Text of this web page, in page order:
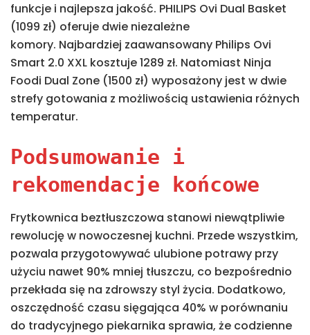
funkcje i najlepsza jakość. PHILIPS Ovi Dual Basket
(1099 zł) oferuje dwie niezależne
komory. Najbardziej zaawansowany Philips Ovi
Smart 2.0 XXL kosztuje 1289 zł. Natomiast Ninja
Foodi Dual Zone (1500 zł) wyposażony jest w dwie
strefy gotowania z możliwością ustawienia różnych
temperatur.
Podsumowanie i
rekomendacje końcowe
Frytkownica beztłuszczowa stanowi niewątpliwie
rewolucję w nowoczesnej kuchni. Przede wszystkim,
pozwala przygotowywać ulubione potrawy przy
użyciu nawet 90% mniej tłuszczu, co bezpośrednio
przekłada się na zdrowszy styl życia. Dodatkowo,
oszczędność czasu sięgająca 40% w porównaniu
do tradycyjnego piekarnika sprawia, że codzienne